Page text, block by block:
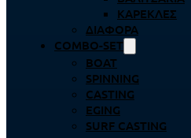
ΚΑΡΈΚΛΕΣ
ΔΙΆΦΟΡΑ
COMBO-SET
BOAT
SPINNING
CASTING
EGING
SURF CASTING